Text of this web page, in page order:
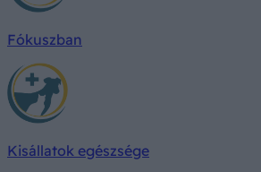
Fókuszban
Kisállatok egészsége